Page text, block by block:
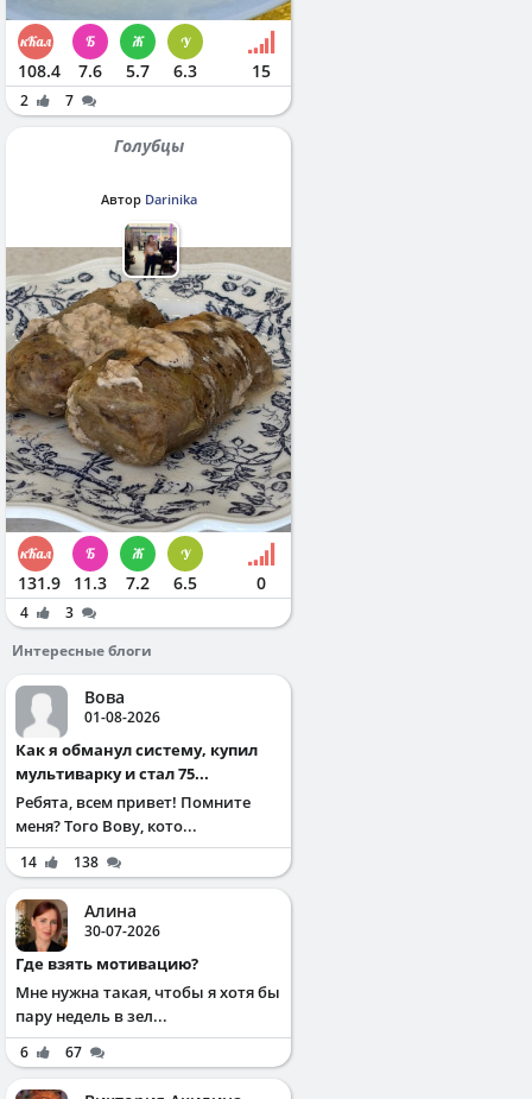
108.4 7.6 5.7 6.3 15
2 7
Голубцы
Автор Darinika
131.9 11.3 7.2 6.5 0
4
3
Интересные блоги
Вова
01-08-2026
Как я обманул систему, купил
мультиварку и стал 75...
Ребята, всем привет! Помните
меня? Того Вову, кото...
14 138
Алина
30-07-2026
Где взять мотивацию?
Мне нужна такая, чтобы я хотя бы
пару недель в зел...
6 67